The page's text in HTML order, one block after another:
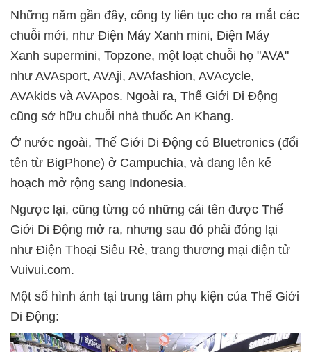
Những năm gần đây, công ty liên tục cho ra mắt các
chuỗi mới, như Điện Máy Xanh mini, Điện Máy
Xanh supermini, Topzone, một loạt chuỗi họ "AVA"
như AVAsport, AVAji, AVAfashion, AVAcycle,
AVAkids và AVApos. Ngoài ra, Thế Giới Di Động
cũng sở hữu chuỗi nhà thuốc An Khang.
Ở nước ngoài, Thế Giới Di Động có Bluetronics (đổi
tên từ BigPhone) ở Campuchia, và đang lên kế
hoạch mở rộng sang Indonesia.
Ngược lại, cũng từng có những cái tên được Thế
Giới Di Động mở ra, nhưng sau đó phải đóng lại
như Điện Thoại Siêu Rẻ, trang thương mại điện tử
Vuivui.com.
Một số hình ảnh tại trung tâm phụ kiện của Thế Giới
Di Động: